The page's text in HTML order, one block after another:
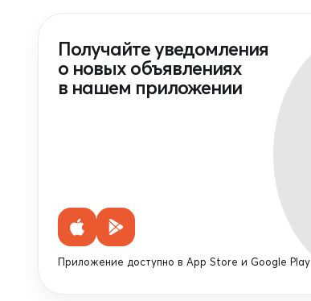
Получайте уведомления
о новых объявлениях
в нашем приложении
Приложение доступно в App Store и Google Play